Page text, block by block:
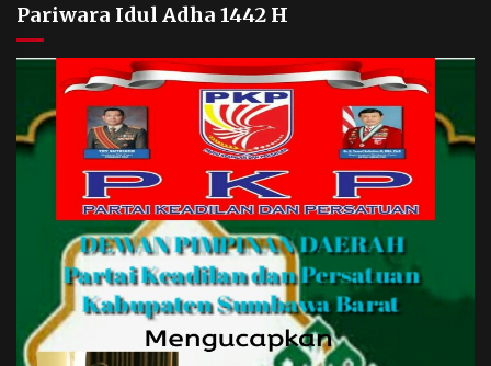
Pariwara Idul Adha 1442 H